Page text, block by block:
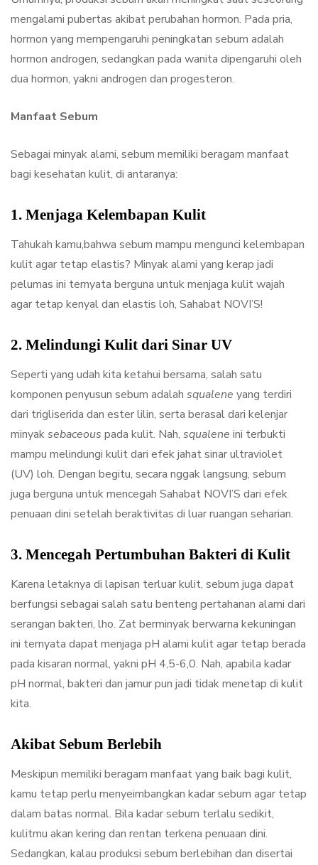
mengalami pubertas akibat perubahan hormon. Pada pria,
hormon yang mempengaruhi peningkatan sebum adalah
hormon androgen, sedangkan pada wanita dipengaruhi oleh
dua hormon, yakni androgen dan progesteron.
Manfaat Sebum
Sebagai minyak alami, sebum memiliki beragam manfaat
bagi kesehatan kulit, di antaranya:
1. Menjaga Kelembapan Kulit
Tahukah kamu,bahwa sebum mampu mengunci kelembapan
kulit agar tetap elastis? Minyak alami yang kerap jadi
pelumas ini ternyata berguna untuk menjaga kulit wajah
agar tetap kenyal dan elastis loh, Sahabat NOVI’S!
2. Melindungi Kulit dari Sinar UV
Seperti yang udah kita ketahui bersama, salah satu
komponen penyusun sebum adalah squalene yang terdiri
dari trigliserida dan ester lilin, serta berasal dari kelenjar
minyaksebaceous pada kulit. Nah, squalene ini terbukti
mampu melindungi kulit dari efek jahat sinar ultraviolet
(UV) loh. Dengan begitu, secara nggak langsung, sebum
juga berguna untuk mencegah Sahabat NOVI’S dari efek
penuaan dini setelah beraktivitas di luar ruangan seharian.
3. Mencegah Pertumbuhan Bakteri di Kulit
Karena letaknya di lapisan terluar kulit, sebum juga dapat
berfungsi sebagai salah satu benteng pertahanan alami dari
serangan bakteri, lho. Zat berminyak berwarna kekuningan
ini ternyata dapat menjaga pH alami kulit agar tetap berada
pada kisaran normal, yakni pH 4,5-6,0. Nah, apabila kadar
pH normal, bakteri dan jamur pun jadi tidak menetap di kulit
kita.
Akibat Sebum Berlebih
Meskipun memiliki beragam manfaat yang baik bagi kulit,
kamu tetap perlu menyeimbangkan kadar sebum agar tetap
dalam batas normal. Bila kadar sebum terlalu sedikit,
kulitmu akan kering dan rentan terkena penuaan dini.
Sedangkan, kalau produksi sebum berlebihan dan disertai